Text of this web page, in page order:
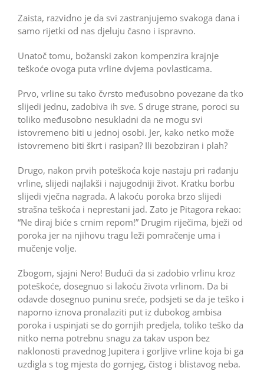
Zaista, razvidno je da svi zastranjujemo svakoga dana i
samo rijetki od nas djeluju časno i ispravno.
Unatoč tomu, božanski zakon kompenzira krajnje
teškoće ovoga puta vrline dvjema povlasticama.
Prvo, vrline su tako čvrsto međusobno povezane da tko
slijedi jednu, zadobiva ih sve. S druge strane, poroci su
toliko međusobno nesukladni da ne mogu svi
istovremeno biti u jednoj osobi. Jer, kako netko može
istovremeno biti škrt i rasipan? Ili bezobziran i plah?
Drugo, nakon prvih poteškoća koje nastaju pri rađanju
vrline, slijedi najlakši i najugodniji život. Kratku borbu
slijedi vječna nagrada. A lakoću poroka brzo slijedi
strašna teškoća i neprestani jad. Zato je Pitagora rekao:
“Ne diraj biće s crnim repom!” Drugim riječima, bježi od
poroka jer na njihovu tragu leži pomračenje uma i
mučenje volje.
Zbogom, sjajni Nero! Budući da si zadobio vrlinu kroz
poteškoće, dosegnuo si lakoću života vrlinom. Da bi
odavde dosegnuo puninu sreće, podsjeti se da je teško i
naporno iznova pronalaziti put iz dubokog ambisa
poroka i uspinjati se do gornjih predjela, toliko teško da
nitko nema potrebnu snagu za takav uspon bez
naklonosti pravednog Jupitera i gorljive vrline koja bi ga
uzdigla s tog mjesta do gornjeg, čistog i blistavog neba.